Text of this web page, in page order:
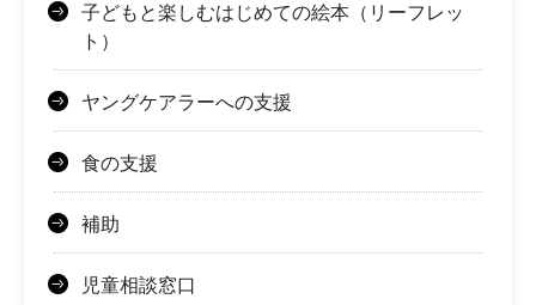
子どもと楽しむはじめての絵本（リーフレッ
ト）
ヤングケアラーへの支援
食の支援
補助
児童相談窓口